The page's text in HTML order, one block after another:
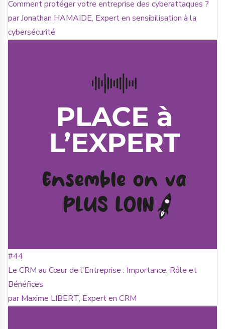
Comment protéger votre entreprise des cyberattaques ?
par Jonathan HAMAIDE, Expert en sensibilisation à la
cybersécurité
#44
Le CRM au Cœur de l'Entreprise : Importance, Rôle et
Bénéfices
par Maxime LIBERT, Expert en CRM